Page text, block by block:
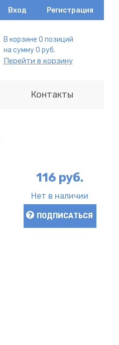
Вход Регистрация
В корзине 0 позиций
на сумму 0 руб.
Перейти в корзину
Контакты
116 руб.
Нет в наличии
ПОДПИСАТЬСЯ